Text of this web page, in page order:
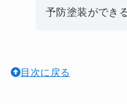
予防塗装ができ
目次に戻る